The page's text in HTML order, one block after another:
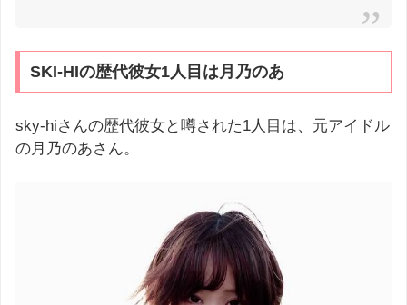
SKI-HIの歴代彼女1人目は月乃のあ
sky-hiさんの歴代彼女と噂された1人目は、元アイドル
の月乃のあさん。